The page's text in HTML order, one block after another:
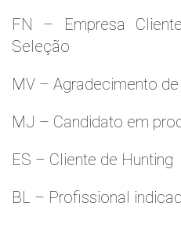
FN – Empresa
Seleção
MV – Agradecimento
MJ – Candidato em
ES – Cliente de Hunting
BL – Profissional